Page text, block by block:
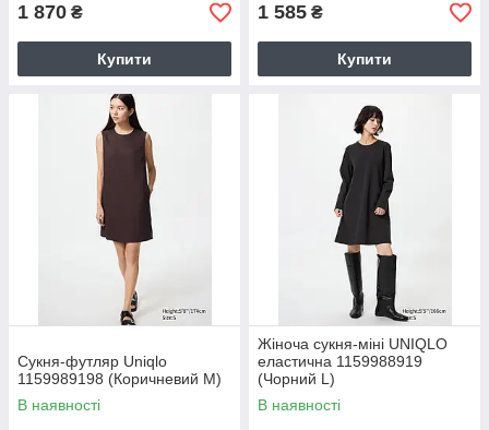
1 870 ₴
Купити
1 585 ₴
Купити
Сукня-футляр Uniqlo
1159989198 (Коричневий M)
В наявності
Жіноча сукня-міні UNIQLO
еластична 1159988919
(Чорний L)
В наявності